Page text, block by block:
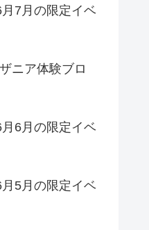
7月の限定イベ
ニア体験ブロ
6月の限定イベ
5月の限定イベ